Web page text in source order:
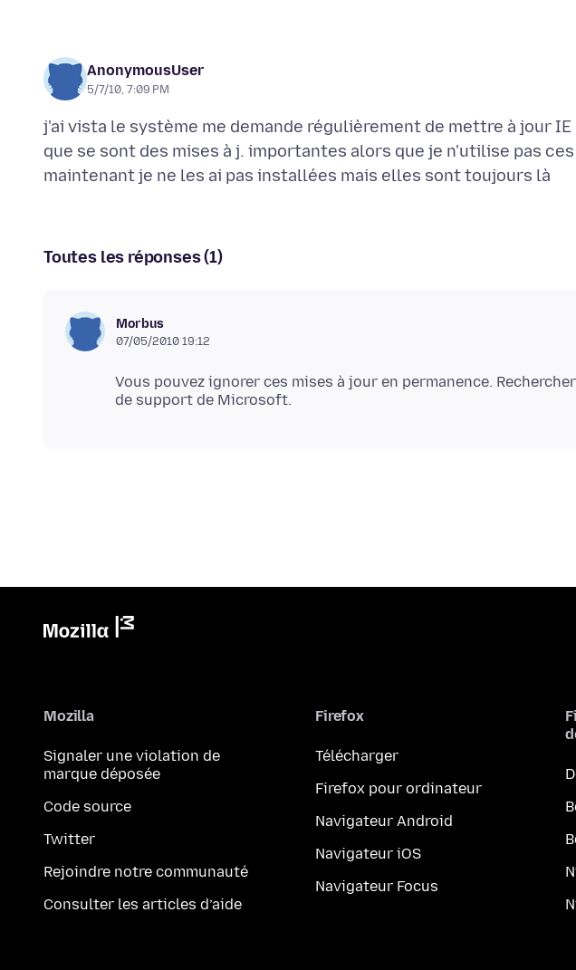
AnonymousUser
5/7/10, 7:09 PM
j'ai vista le système me demande régulièrement de mettre à jour
que se sont des mises à j. importantes alors que je n'utilise pas
Toutes les réponses (1)
Morbus
07/05/2010 19:12
Vous pouvez ignorer ces mises à jour en permanence.
Mozilla
Signaler une violation de
marque déposée
Code source
Twitter
Rejoindre notre communauté
Consulter les articles d’aide
Firefox
Télécharger
Firefox pour ordinateur
Navigateur Android
Navigateur iOS
Navigateur Focus